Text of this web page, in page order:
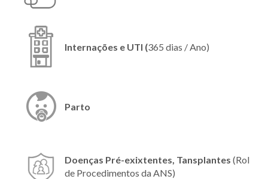
Internações e UTI (365 dias / Ano)
Parto
Doenças Pré-exixtentes, Tansplantes (Rol
de Procedimentos da ANS)